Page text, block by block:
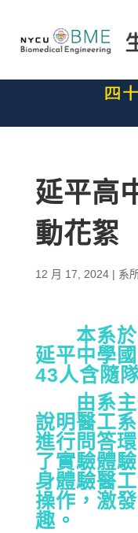
延平高
動花絮
12 月 17, 2024| 系
本系於
延平中學
43人含隨
由系主
說明醫工
進行問答
了實驗體
身體驗醫
操作，激
趣。